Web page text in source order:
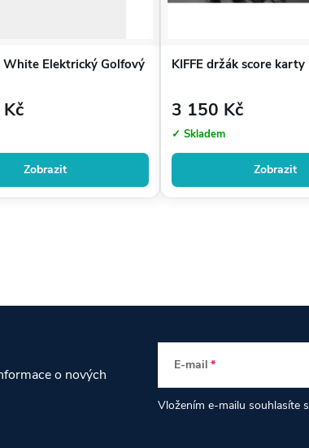
White Elektrický Golfový
Zobrazit
KIFFE držák score karty
3 150 Kč
✓ Skladem
Zobrazit
o nových
E-mail
Vložením e-mailu souhlasíte s